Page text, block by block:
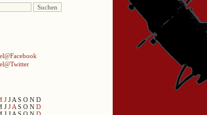
J J A S O N D
J J A S O N D